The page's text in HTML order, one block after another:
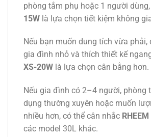
phòng tắm phụ hoặc 1 người dùng,
15W là lựa chọn tiết kiệm không
Nếu bạn muốn dung tích vừa phải,
gia đình nhỏ và thích thiết kế
XS-20W là lựa chọn cân bằng hơn.
Nếu gia đình có 2–4 người, phòng
dụng thường xuyên hoặc muốn
nhiều hơn, có thể cân nhắc
các model 30L khác.